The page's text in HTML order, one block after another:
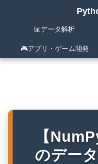
📊データ解析
🎮️アプリ・ゲーム開発
【
のデー